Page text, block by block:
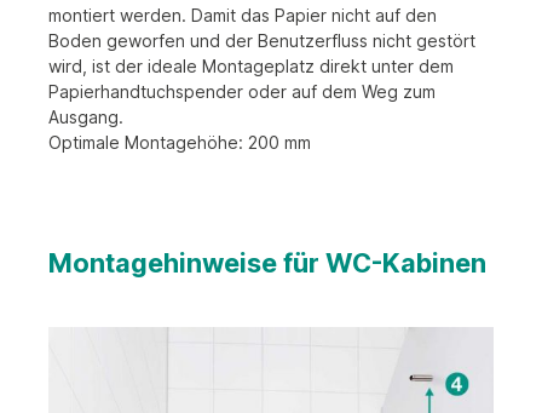
montiert werden. Damit das Papier nicht auf den
Boden geworfen und der Benutzerfluss nicht gestört
wird, ist der ideale Montageplatz direkt unter dem
Papierhandtuchspender oder auf dem Weg zum
Ausgang.
Optimale Montagehöhe: 200 mm
Montagehinweise für WC-Kabinen